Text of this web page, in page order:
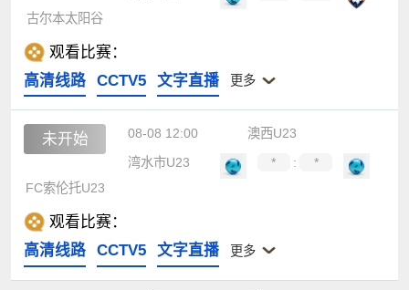
古尔本太阳谷
观看比赛：
高清线路
CCTV5 文字直播 更多
未开始 08-08 12:00
澳西U23
湾水市U23
* :
*
FC索伦托U23
观看比赛：
高清线路
CCTV5 文字直播 更多